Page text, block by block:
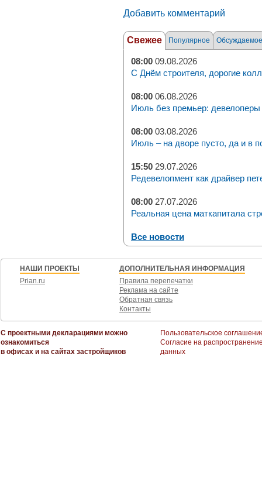
Добавить комментарий
Свежее Популярное Обсуждаемое
08:00 09.08.2026
С Днём строителя, дорогие
08:00 06.08.2026
Июль без премьер: девелоперы
08:00 03.08.2026
Июль – на дворе пусто, да и в
15:50 29.07.2026
Редевелопмент как драйвер
08:00 27.07.2026
Реальная цена маткапитала
Все новости
НАШИ ПРОЕКТЫ
Prian.ru
ДОПОЛНИТЕЛЬНАЯ ИНФОРМАЦИЯ
Правила перепечатки
Реклама на сайте
Обратная связь
Контакты
С проектными декларациями можно
ознакомиться
в офисах и на сайтах застройщиков
Пользовательское
Согласие на
данных